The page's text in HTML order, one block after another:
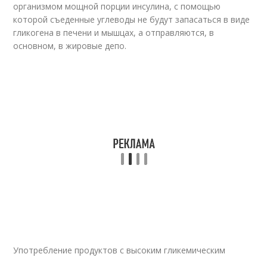
организмом мощной порции инсулина, с помощью
которой съеденные углеводы не будут запасаться в виде
гликогена в печени и мышцах, а отправляются, в
основном, в жировые депо.
Употребление продуктов с высоким гликемическим